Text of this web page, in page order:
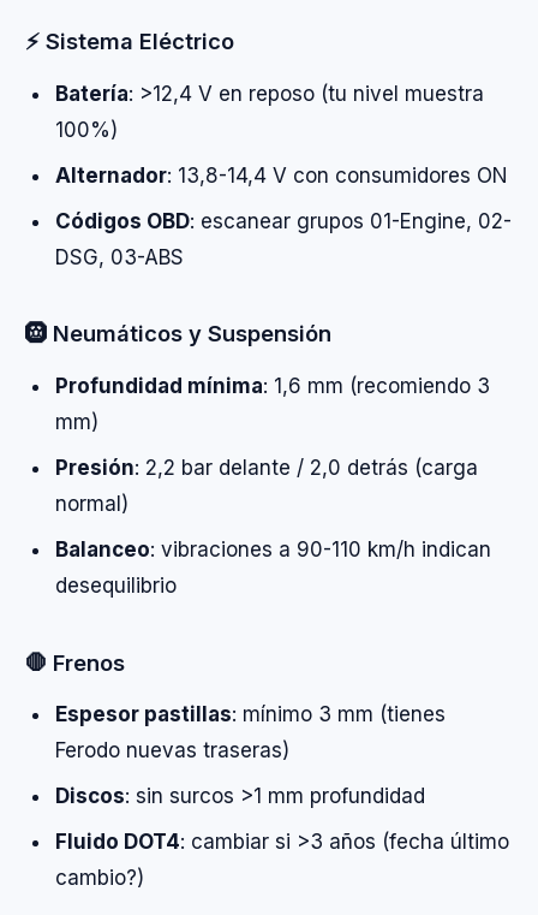
⚡ Sistema Eléctrico
Batería: >12,4 V en reposo (tu nivel muestra
100%)
Alternador: 13,8-14,4 V con consumidores ON
Códigos OBD: escanear grupos 01-Engine, 02-
DSG, 03-ABS
🛞 Neumáticos y Suspensión
Profundidad mínima: 1,6 mm (recomiendo 3
mm)
Presión: 2,2 bar delante / 2,0 detrás (carga
normal)
Balanceo: vibraciones a 90-110 km/h indican
desequilibrio
🛑 Frenos
Espesor pastillas: mínimo 3 mm (tienes
Ferodo nuevas traseras)
Discos: sin surcos >1 mm profundidad
Fluido DOT4: cambiar si >3 años (fecha último
cambio?)